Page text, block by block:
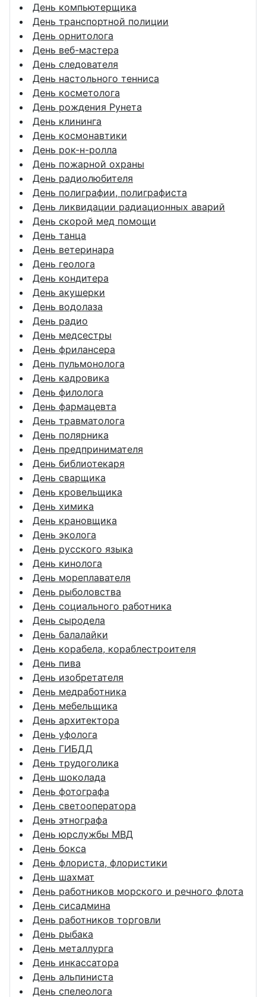
День компьютерщика
День транспортной полиции
День орнитолога
День веб-мастера
День следователя
День настольного тенниса
День косметолога
День рождения Рунета
День клининга
День космонавтики
День рок-н-ролла
День пожарной охраны
День радиолюбителя
День полиграфии, полиграфиста
День ликвидации радиационных аварий
День скорой мед помощи
День танца
День ветеринара
День геолога
День кондитера
День акушерки
День водолаза
День радио
День медсестры
День фрилансера
День пульмонолога
День кадровика
День филолога
День фармацевта
День травматолога
День полярника
День предпринимателя
День библиотекаря
День сварщика
День кровельщика
День химика
День крановщика
День эколога
День русского языка
День кинолога
День мореплавателя
День рыболовства
День социального работника
День сыродела
День балалайки
День корабела, кораблестроителя
День пива
День изобретателя
День медработника
День мебельщика
День архитектора
День уфолога
День ГИБДД
День трудоголика
День шоколада
День фотографа
День светооператора
День этнографа
День юрслужбы МВД
День бокса
День флориста, флористики
День шахмат
День работников морского и речного флота
День сисадмина
День работников торговли
День рыбака
День металлурга
День инкассатора
День альпиниста
День спелеолога